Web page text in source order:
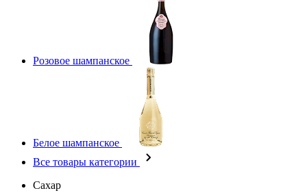
Розовое шампанское
Белое шампанское
Все товары категории
Сахар